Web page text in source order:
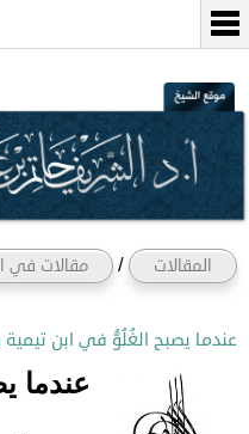
المقالات / مقالات في
عندما يصبح الغُلُوُّ في ابن
عندما